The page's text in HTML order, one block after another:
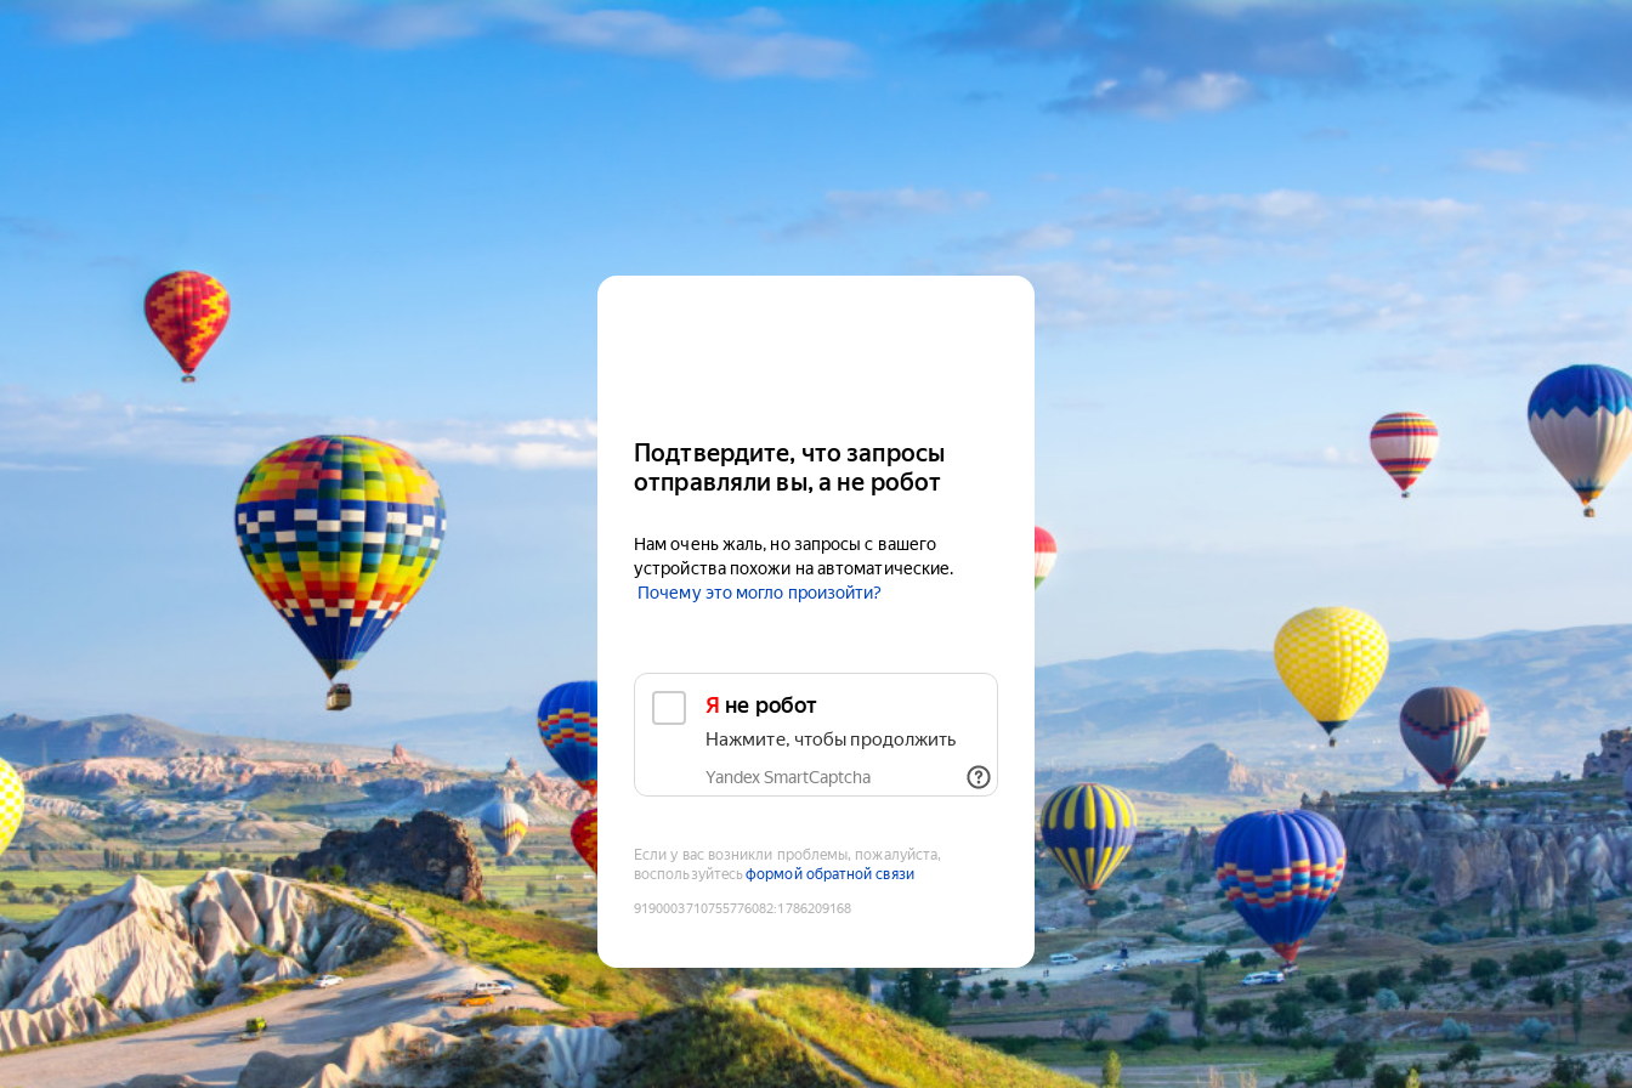
Подтвердите, что запросы
отправляли вы, а не робот
Нам очень жаль, но запросы с вашего
устройства похожи на автоматические.
Почему это могло произойти?
Я не робот
Нажмите, чтобы продолжить
Yandex SmartCaptcha
Если у вас возникли проблемы, пожалуйста,
воспользуйтесьформой обратной связи
9190003710755776082:1786209168